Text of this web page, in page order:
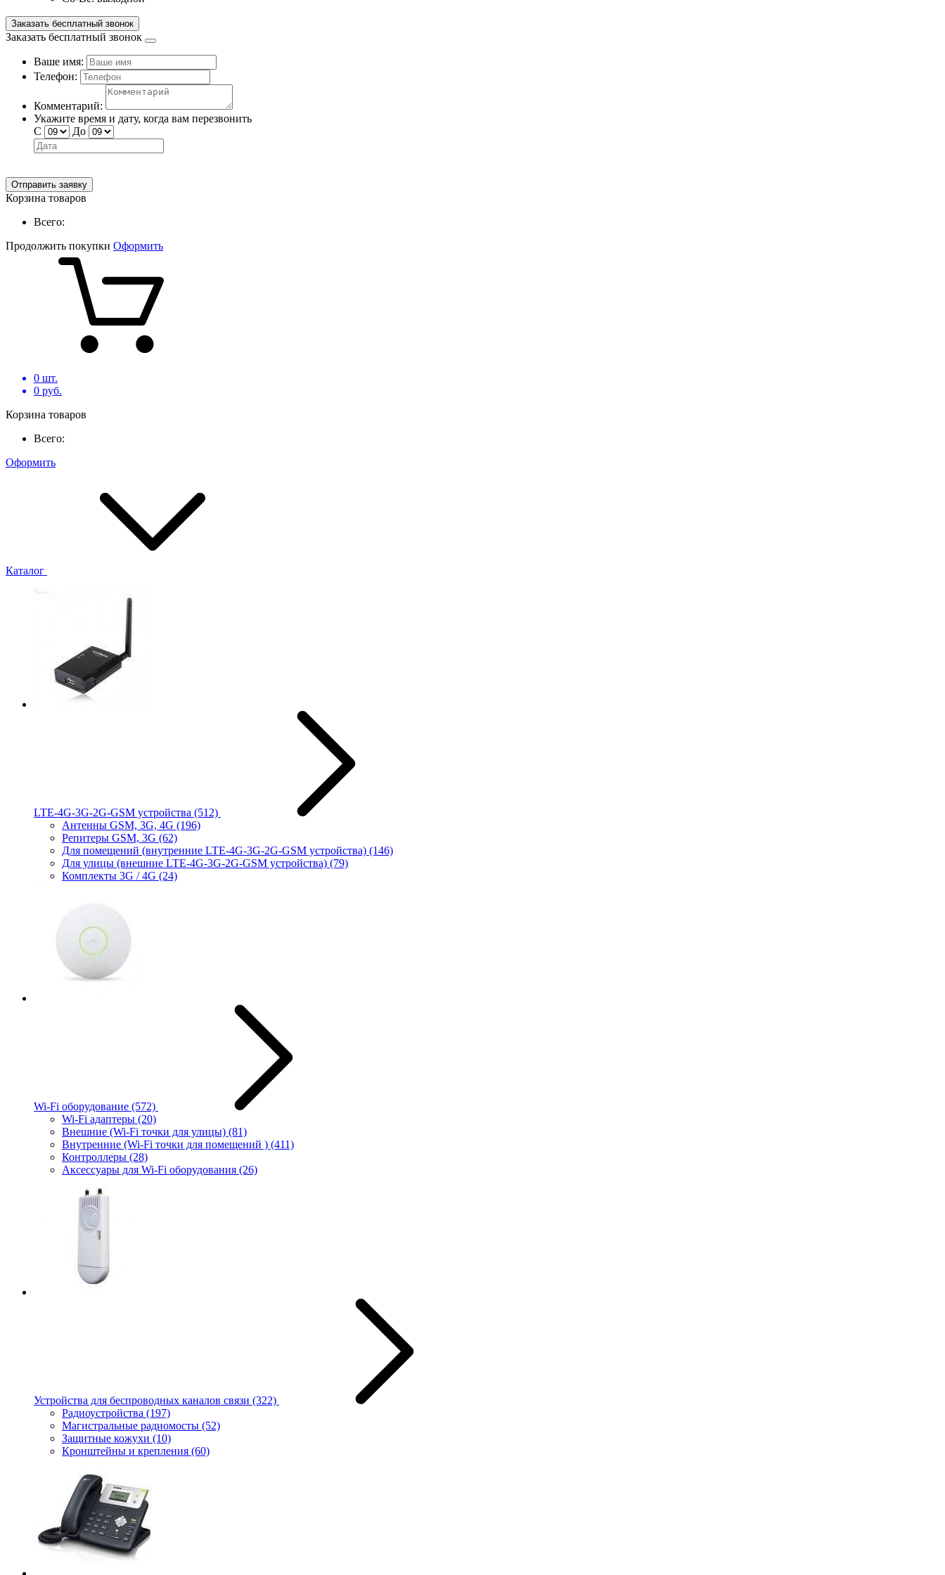
Заказать бесплатный звонок
Заказать бесплатный звонок
Ваше имя:
Телефон:
Комментарий:
Укажите время и дату, когда вам перезвонить
С
До
Отправить заявку
Корзина товаров
Всего:
Продолжить покупки Оформить
0 шт.
0 руб.
Корзина товаров
Всего:
Оформить
Каталог
LTE-4G-3G-2G-GSM устройства (512)
Антенны GSM, 3G, 4G (196)
Репитеры GSM, 3G (62)
Для помещений (внутренние LTE-4G-3G-2G-GSM устройства) (146)
Для улицы (внешние LTE-4G-3G-2G-GSM устройства) (79)
Комплекты 3G / 4G (24)
Wi-Fi оборудование (572)
Wi-Fi адаптеры (20)
Внешние (Wi-Fi точки для улицы) (81)
Внутренние (Wi-Fi точки для помещений ) (411)
Контроллеры (28)
Аксессуары для Wi-Fi оборудования (26)
Устройства для беспроводных каналов связи (322)
Радиоустройства (197)
Магистральные радиомосты (52)
Защитные кожухи (10)
Кронштейны и крепления (60)